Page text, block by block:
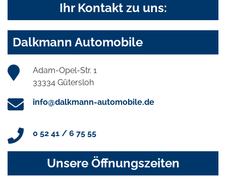
Ihr Kontakt zu uns:
Dalkmann Automobile
Adam-Opel-Str. 1
33334 Gütersloh
info@dalkmann-automobile.de
0 52 41 / 6 75 55
Unsere Öffnungszeiten